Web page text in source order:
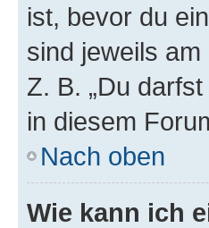
ist, bevor du
sind jeweils
Z. B. „Du
in diesem
Nach oben
Wie kann ich